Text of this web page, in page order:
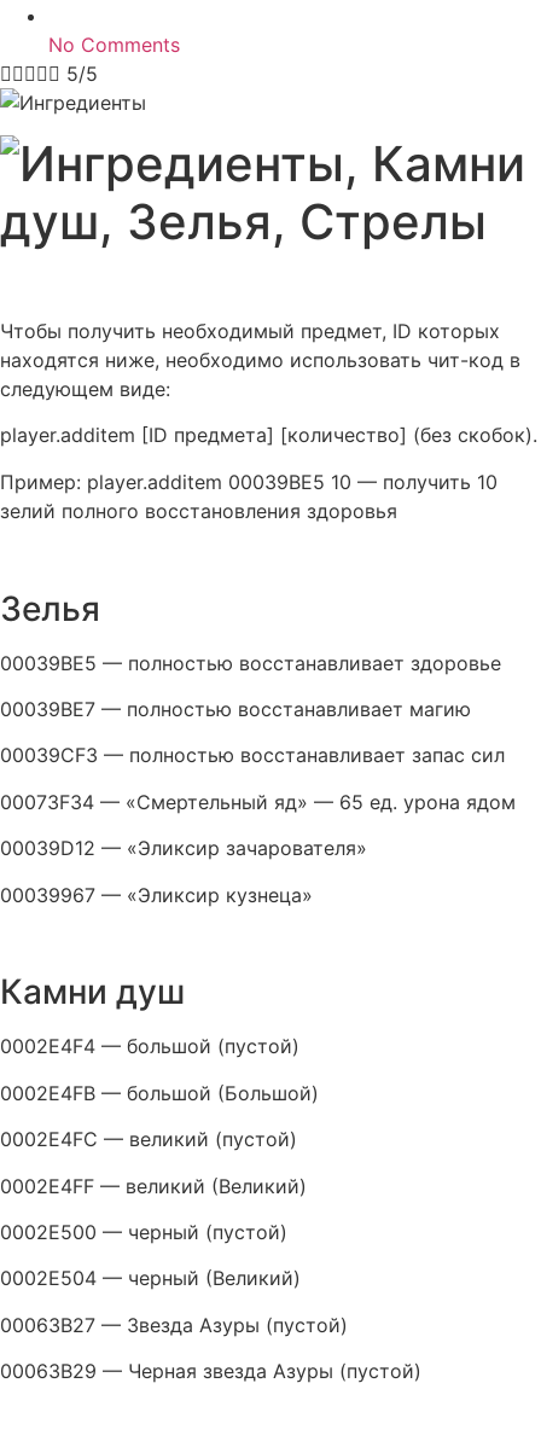
No Comments
 5/5
Чтобы получить необходимый предмет, ID которых
находятся ниже, необходимо использовать чит-код в
следующем виде:
player.additem [ID предмета] [количество] (без скобок).
Пример: player.additem 00039BE5 10 — получить 10
зелий полного восстановления здоровья
Зелья
00039BE5 — полностью восстанавливает здоровье
00039BE7 — полностью восстанавливает магию
00039CF3 — полностью восстанавливает запас сил
00073F34 — «Смертельный яд» — 65 ед. урона ядом
00039D12 — «Эликсир зачарователя»
00039967 — «Эликсир кузнеца»
Камни душ
0002E4F4 — большой (пустой)
0002E4FB — большой (Большой)
0002E4FC — великий (пустой)
0002E4FF — великий (Великий)
0002E500 — черный (пустой)
0002E504 — черный (Великий)
00063B27 — Звезда Азуры (пустой)
00063B29 — Черная звезда Азуры (пустой)